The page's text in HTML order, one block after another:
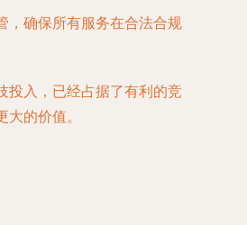
，确保所有服务在合法合规
投入，已经占据了有利的竞
的价值。